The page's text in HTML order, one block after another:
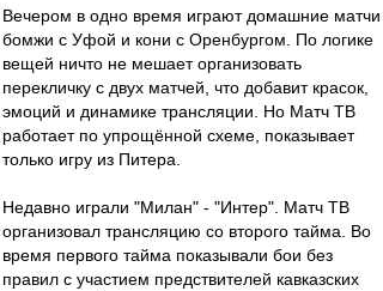
Вечером в одно время играют домашние матчи
бомжи с Уфой и кони с Оренбургом. По логике
вещей ничто не мешает организовать
перекличку с двух матчей, что добавит красок,
эмоций и динамике трансляции. Но Матч ТВ
работает по упрощённой схеме, показывает
только игру из Питера.
Недавно играли "Милан" - "Интер". Матч ТВ
организовал трансляцию со второго тайма. Во
время первого тайма показывали бои без
правил с участием предствителей кавказских